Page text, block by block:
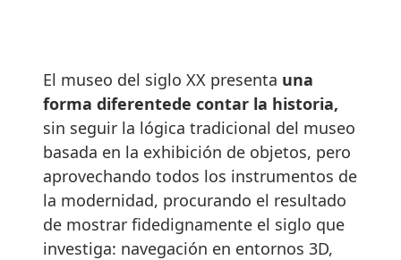
El museo del siglo XX presenta una
forma diferentede contar la historia,
sin seguir la lógica tradicional del museo
basada en la exhibición de objetos, pero
aprovechando todos los instrumentos de
la modernidad, procurando el resultado
de mostrar fidedignamente el siglo que
investiga: navegación en entornos 3D,